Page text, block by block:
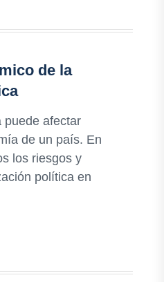
de la
puede afectar
de un país. En
los riesgos y
política en